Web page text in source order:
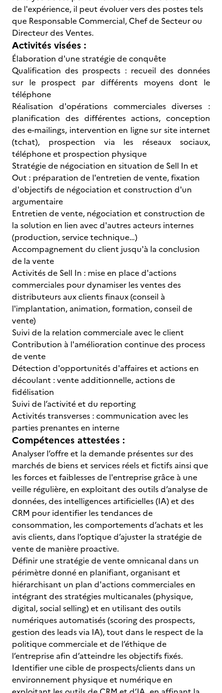
de l'expérience, il peut évoluer vers des postes tels
que Responsable Commercial, Chef de Secteur ou
Directeur des Ventes.
Activités visées :
Élaboration d'une stratégie de conquête
Qualification des prospects : recueil des données
sur le prospect par différents moyens dont le
téléphone
Réalisation d'opérations commerciales diverses :
planification des différentes actions, conception
des e-mailings, intervention en ligne sur site internet
(tchat), prospection via les réseaux sociaux,
téléphone et prospection physique
Stratégie de négociation en situation de Sell In et
Out : préparation de l'entretien de vente, fixation
d'objectifs de négociation et construction d'un
argumentaire
Entretien de vente, négociation et construction de
la solution en lien avec d'autres acteurs internes
(production, service technique…)
Accompagnement du client jusqu'à la conclusion
de la vente
Activités de Sell In : mise en place d'actions
commerciales pour dynamiser les ventes des
distributeurs aux clients finaux (conseil à
l'implantation, animation, formation, conseil de
vente)
Suivi de la relation commerciale avec le client
Contribution à l'amélioration continue des process
de vente
Détection d'opportunités d'affaires et actions en
découlant : vente additionnelle, actions de
fidélisation
Suivi de l’activité et du reporting
Activités transverses : communication avec les
parties prenantes en interne
Compétences attestées :
Analyser l’offre et la demande présentes sur des
marchés de biens et services réels et fictifs ainsi que
les forces et faiblesses de l'entreprise grâce à une
veille régulière, en exploitant des outils d’analyse de
données, des intelligences artificielles (IA) et des
CRM pour identifier les tendances de
consommation, les comportements d’achats et les
avis clients, dans l’optique d’ajuster la stratégie de
vente de manière proactive.
Définir une stratégie de vente omnicanal dans un
périmètre donné en planifiant, organisant et
hiérarchisant un plan d'actions commerciales en
intégrant des stratégies multicanales (physique,
digital, social selling) et en utilisant des outils
numériques automatisés (scoring des prospects,
gestion des leads via IA), tout dans le respect de la
politique commerciale et de l’éthique de
l’entreprise afin d’atteindre les objectifs fixés.
Identifier une cible de prospects/clients dans un
environnement physique et numérique en